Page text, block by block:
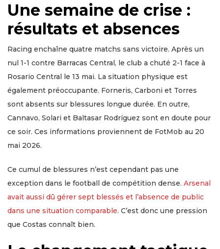
Une semaine de crise :
résultats et absences
Racing enchaîne quatre matchs sans victoire. Après un
nul 1-1 contre Barracas Central, le club a chuté 2-1 face à
Rosario Central le 13 mai. La situation physique est
également préoccupante. Forneris, Carboni et Torres
sont absents sur blessures longue durée. En outre,
Cannavo, Solari et Baltasar Rodríguez sont en doute pour
ce soir. Ces informations proviennent de FotMob au 20
mai 2026.
Ce cumul de blessures n’est cependant pas une
exception dans le football de compétition dense. Arsenal
avait aussi dû gérer sept blessés et l’absence de public
dans une situation comparable. C’est donc une pression
que Costas connaît bien.